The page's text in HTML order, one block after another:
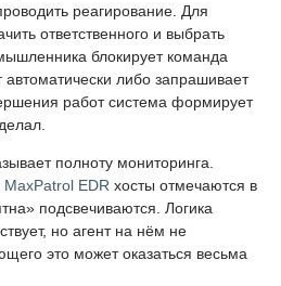
реагирование. Для
ответственного и выбрать
блокирует команда
автоматически либо запрашивает
работ система формирует
полноту мониторинга.
MaxPatrol EDR хосты отмечаются в
подсвечиваются. Логика
но агент на нём не
это может оказаться весьма